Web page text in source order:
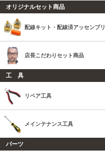
オリジナルセット商品
配線キット・配線済アッセンブリ
店長こだわりセット商品
工 具
リペア工具
メインテナンス工具
パーツ